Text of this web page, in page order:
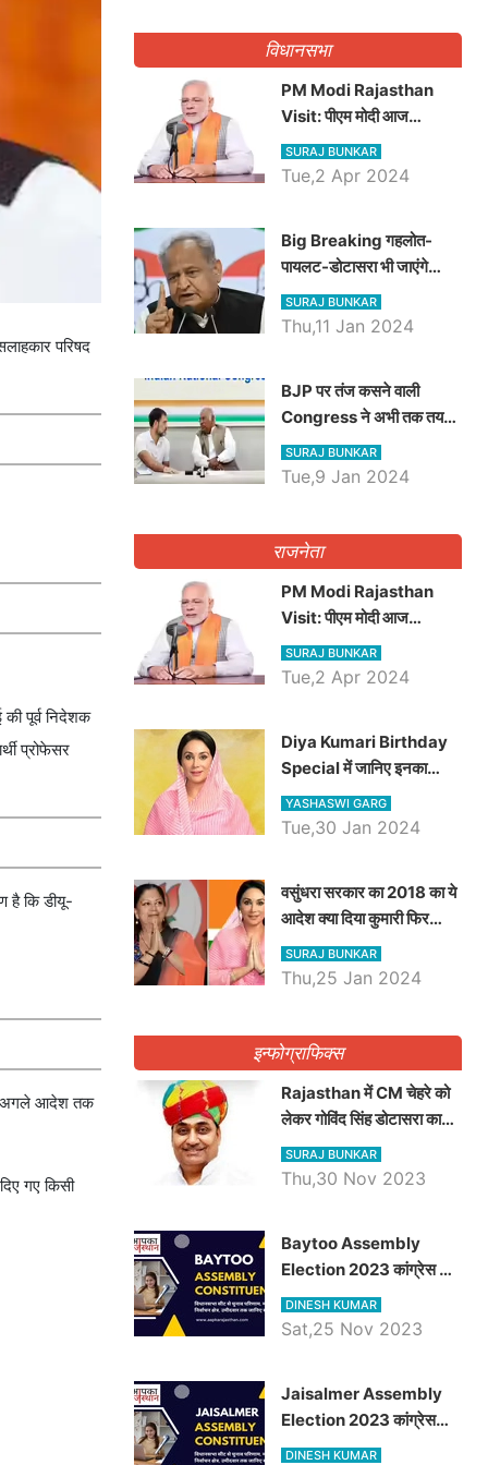
परिषद
पूर्व निदेशक
प्रोफेसर
है कि डीयू-
अगले आदेश तक
गए किसी
विधानसभा
PM Modi Rajasthan
Visit: पीएम मोदी आज
राजस्थान में कोटपूतली में करेंगे
विशाल रैली, एक सभा से 8 सीटों
SURAJ BUNKAR
Tue,2 Apr 2024
Big Breaking गहलोत-
पायलट-डोटासरा भी जाएंगे
अयोध्या, करेंगे रामलला के दर्शन
SURAJ BUNKAR
Thu,11 Jan 2024
BJP पर तंज कसने वाली
Congress ने अभी तक तय
नहीं किया नेता प्रतिपक्ष, जानें
कौन होगा दावेदार
SURAJ BUNKAR
Tue,9 Jan 2024
राजनेता
PM Modi Rajasthan
Visit: पीएम मोदी आज
राजस्थान में कोटपूतली में करेंगे
विशाल रैली, एक सभा से 8 सीटों
SURAJ BUNKAR
Tue,2 Apr 2024
Diya Kumari Birthday
Special में जानिए इनका
राजकुमारी से राजस्थान की
डिप्टी सीएम बनने तक का सफर,
YASHASWI GARG
Tue,30 Jan 2024
वसुंधरा सरकार का 2018 का ये
आदेश क्या दिया कुमारी फिर
करेंगी लागू? कांग्रेस सरकार ने
किया था निरस्त
SURAJ BUNKAR
Thu,25 Jan 2024
इन्फोग्राफिक्स
Rajasthan में CM चेहरे को
लेकर गोविंद सिंह डोटासरा का
बड़ा बयान आया सामने, जानें
विचार
SURAJ BUNKAR
Thu,30 Nov 2023
Baytoo Assembly
Election 2023 कांग्रेस से
हरीश चौधरी तो बालाराम मुंड होंगे
भाजपा उम्मीदवार, जानिये बायतू
DINESH KUMAR
Sat,25 Nov 2023
​​​​​​​Jaisalmer Assembly
Election 2023 कांग्रेस
रूपा राम मेघवाल तो छोटु सिंह
DINESH KUMAR